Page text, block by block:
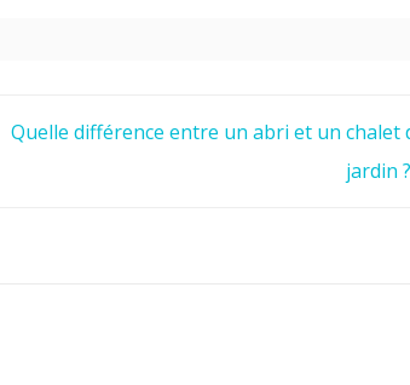
Quelle différence entre un abri et un chalet
jardin ?